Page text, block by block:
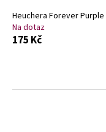
Heuchera Forever Purple
Na dotaz
175 Kč